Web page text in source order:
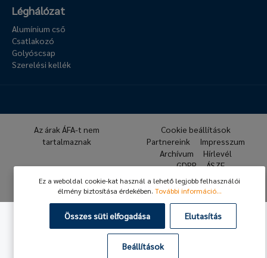
Léghálózat
Alumínium cső
Csatlakozó
Golyóscsap
Szerelési kellék
© 2026 Hafner Pneumatika
Az árak ÁFA-t nem
tartalmaznak
Cookie beállítások
Partnereink
Impresszum
Archívum
Hírlevél
GDPR
ÁSZF
Ez a weboldal cookie-kat használ a lehető legjobb felhasználói
élmény biztosítása érdekében. További információ...
Összes süti elfogadása Elutasítás
Beállítások